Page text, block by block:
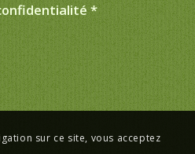
*
sur ce site, vous acceptez